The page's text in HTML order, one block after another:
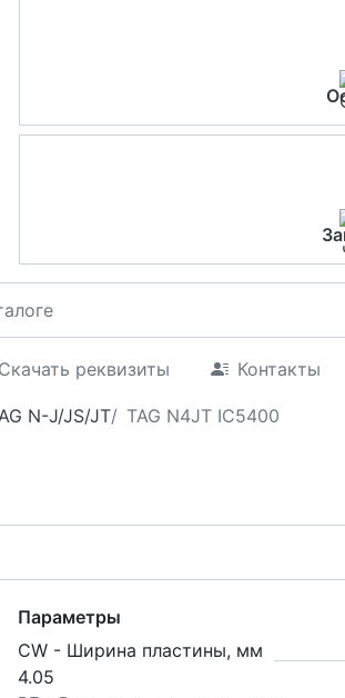
Скачать реквизиты Контакты
N-J/JS/JT TAG N4JT IC5400
Параметры
CW - Ширина пластины, мм
4.05